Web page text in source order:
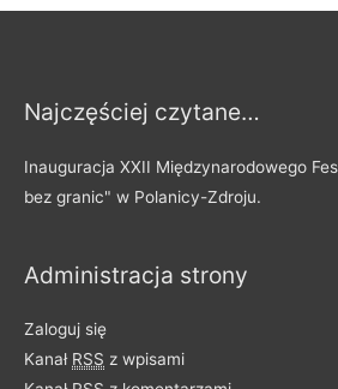
p
e
Najczęściej czytane…
Inauguracja XXII Międzynarodowego
bez granic" w Polanicy-Zdroju.
Administracja strony
Zaloguj się
Kanał RSS z wpisami